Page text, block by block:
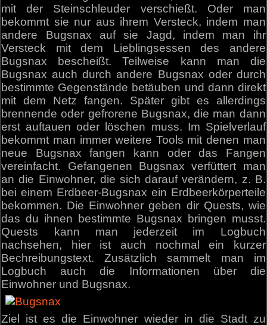
mit der Steinschleuder verschießt. Oder man
bekommt sie nur aus ihrem Versteck, indem man
andere Bugsnax auf sie Jagd, indem man ihr
Versteck mit dem Lieblingsessen des andere
Bugsnax bescheißt. Teilweise kann man die
Bugsnax auch durch andere Bugsnax oder durch
bestimmte Gegenstände betäuben und dann direkt
mit dem Netz fangen. Später gibt es allerdings
brennende oder gefrorene Bugsnax, die man dann
erst auftauen oder löschen muss. Im Spielverlauf
bekommt man immer weitere Tools mit denen man
neue Bugsnax fangen kann oder das Fangen
vereinfacht. Gefangenen Bugsnax verfüttert man
an die Einwohner, die sich darauf verändern, z. B.
bei einem Erdbeer-Bugsnax ein Erdbeerkörperteile
bekommen. Die Einwohner geben dir Quests, wie
das du ihnen bestimmte Bugsnax bringen musst.
Quests kann man jederzeit im Logbuch
nachsehen, hier ist auch nochmal ein kurzer
Bechreibungstext. Zusätzlich sammelt man im
Logbuch auch die Informationen über die
Einwohner und Bugsnax.
Ziel ist es die Einwohner wieder in die Stadt zu